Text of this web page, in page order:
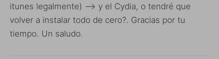
itunes legalmente) —> y el Cydia, o tendré que
volver a instalar todo de cero?. Gracias por tu
tiempo. Un saludo.